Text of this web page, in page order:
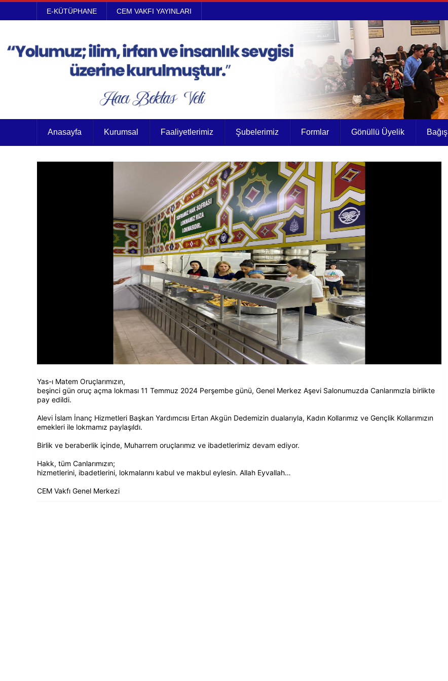
E-KÜTÜPHANE CEM VAKFI YAYINLARI
Anasayfa Kurumsal Faaliyetlerimiz Şubelerimiz Formlar Gönüllü Üyelik Bağış
Yas-ı Matem Oruçlarımızın,
beşinci gün oruç açma lokması 11 Temmuz 2024 Perşembe günü, Genel Merkez Aşevi Salonumuzda Canlarımızla birlikte
pay edildi.
Alevi İslam İnanç Hizmetleri Başkan Yardımcısı Ertan Akgün Dedemizin dualarıyla, Kadın Kollarımız ve Gençlik Kollarımızın
emekleri ile lokmamız paylaşıldı.
Birlik ve beraberlik içinde, Muharrem oruçlarımız ve ibadetlerimiz devam ediyor.
Hakk, tüm Canlarımızın;
hizmetlerini, ibadetlerini, lokmalarını kabul ve makbul eylesin. Allah Eyvallah…
CEM Vakfı Genel Merkezi